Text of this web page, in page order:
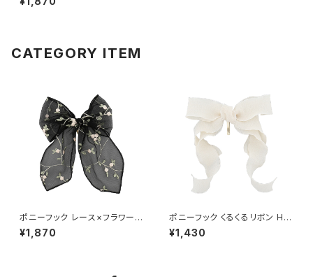
CATEGORY ITEM
ポニーフック レース×フラワー刺
繍 HCF0250-BK（ブラック）
¥1,870
ポニーフック くるくるリボン HC
F0249-IV（アイボリー）
¥1,430